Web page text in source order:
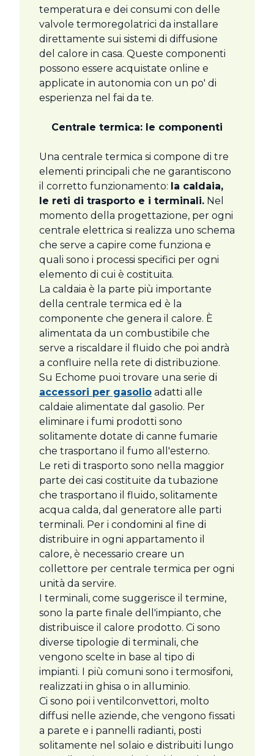
temperatura e dei consumi con delle
valvole termoregolatrici da installare
direttamente sui sistemi di diffusione
del calore in casa. Queste componenti
possono essere acquistate online e
applicate in autonomia con un po' di
esperienza nel fai da te.
Centrale termica: le componenti
Una centrale termica si compone di tre
elementi principali che ne garantiscono
il corretto funzionamento: la caldaia,
le reti di trasporto e i terminali. Nel
momento della progettazione, per ogni
centrale elettrica si realizza uno schema
che serve a capire come funziona e
quali sono i processi specifici per ogni
elemento di cui è costituita.
La caldaia è la parte più importante
della centrale termica ed è la
componente che genera il calore. È
alimentata da un combustibile che
serve a riscaldare il fluido che poi andrà
a confluire nella rete di distribuzione.
Su Echome puoi trovare una serie di
accessori per gasolio adatti alle
caldaie alimentate dal gasolio. Per
eliminare i fumi prodotti sono
solitamente dotate di canne fumarie
che trasportano il fumo all'esterno.
Le reti di trasporto sono nella maggior
parte dei casi costituite da tubazione
che trasportano il fluido, solitamente
acqua calda, dal generatore alle parti
terminali. Per i condomini al fine di
distribuire in ogni appartamento il
calore, è necessario creare un
collettore per centrale termica per ogni
unità da servire.
I terminali, come suggerisce il termine,
sono la parte finale dell'impianto, che
distribuisce il calore prodotto. Ci sono
diverse tipologie di terminali, che
vengono scelte in base al tipo di
impianti. I più comuni sono i termosifoni,
realizzati in ghisa o in alluminio.
Ci sono poi i ventilconvettori, molto
diffusi nelle aziende, che vengono fissati
a parete e i pannelli radianti, posti
solitamente nel solaio e distribuiti lungo